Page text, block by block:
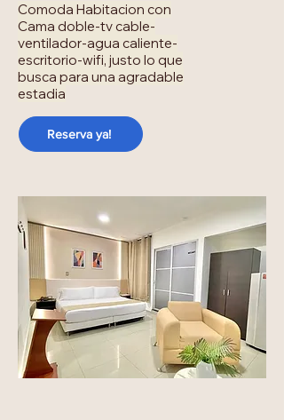
Comoda Habitacion con
Cama doble-tv cable-
ventilador-agua caliente-
escritorio-wifi, justo lo que
busca para una agradable
estadia
Reserva ya!